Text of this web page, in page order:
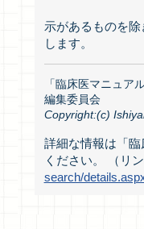
示があるものを
します。
「臨床医マニュ
編集委員会
Copyright:(c)
詳細な情報は「
ください。 （リ
search/